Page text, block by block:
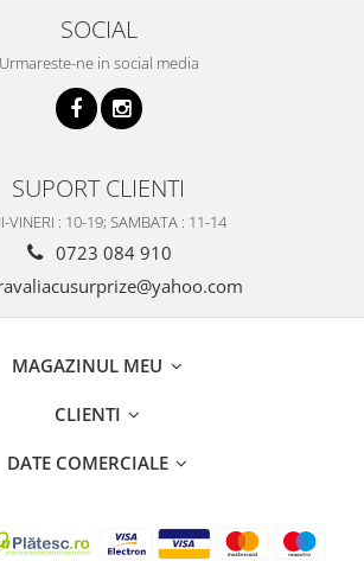
SOCIAL
Urmareste-ne in social media
SUPORT CLIENTI
VINERI : 10-19; SAMBATA : 11-14
0723 084 910
MAGAZINUL MEU
CLIENTI
DATE COMERCIALE